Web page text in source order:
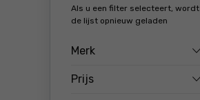
Als u een filter selecteert, wordt
de lijst opnieuw geladen
Merk
Prijs